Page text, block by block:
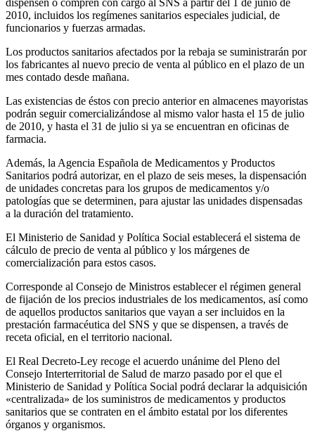
2010, incluidos los regímenes sanitarios especiales judicial, de
funcionarios y fuerzas armadas.
Los productos sanitarios afectados por la rebaja se suministrarán por
los fabricantes al nuevo precio de venta al público en el plazo de un
mes contado desde mañana.
Las existencias de éstos con precio anterior en almacenes mayoristas
podrán seguir comercializándose al mismo valor hasta el 15 de julio
de 2010, y hasta el 31 de julio si ya se encuentran en oficinas de
farmacia.
Además, la Agencia Española de Medicamentos y Productos
Sanitarios podrá autorizar, en el plazo de seis meses, la dispensación
de unidades concretas para los grupos de medicamentos y/o
patologías que se determinen, para ajustar las unidades dispensadas
a la duración del tratamiento.
El Ministerio de Sanidad y Política Social establecerá el sistema de
cálculo de precio de venta al público y los márgenes de
comercialización para estos casos.
Corresponde al Consejo de Ministros establecer el régimen general
de fijación de los precios industriales de los medicamentos, así como
de aquellos productos sanitarios que vayan a ser incluidos en la
prestación farmacéutica del SNS y que se dispensen, a través de
receta oficial, en el territorio nacional.
El Real Decreto-Ley recoge el acuerdo unánime del Pleno del
Consejo Interterritorial de Salud de marzo pasado por el que el
Ministerio de Sanidad y Política Social podrá declarar la adquisición
«centralizada» de los suministros de medicamentos y productos
sanitarios que se contraten en el ámbito estatal por los diferentes
órganos y organismos.